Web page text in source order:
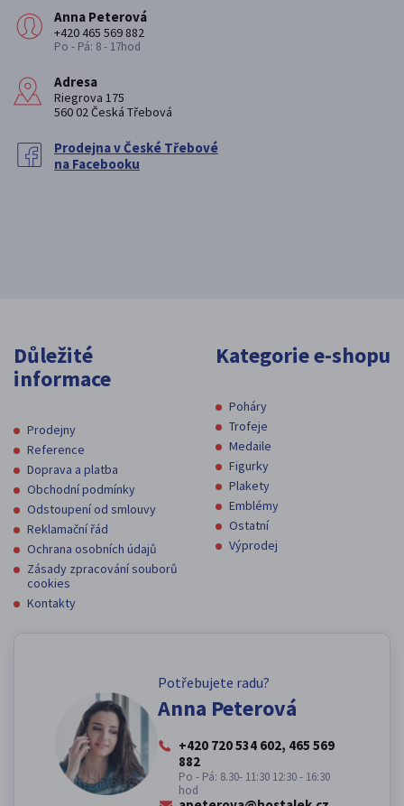
Anna Peterová
+420 465 569 882
Po - Pá: 8 - 17hod
Adresa
Riegrova 175
560 02 Česká Třebová
Prodejna v České Třebové
na Facebooku
Důležité
informace
Prodejny
Reference
Doprava a platba
Obchodní podmínky
Odstoupení od smlouvy
Reklamační řád
Ochrana osobních údajů
Zásady zpracování souborů
cookies
Kontakty
Kategorie e-shopu
Poháry
Trofeje
Medaile
Figurky
Plakety
Emblémy
Ostatní
Výprodej
Potřebujete radu?
Anna Peterová
+420 720 534 602, 465 569
882
Po - Pá: 8.30- 11:30 12:30 - 16:30
hod